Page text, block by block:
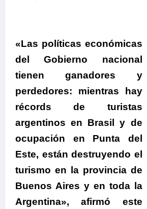
«Las políticas económicas
del Gobierno nacional
tienen ganadores y
perdedores: mientras hay
récords de turistas
argentinos en Brasil y de
ocupación en Punta del
Este, están destruyendo el
turismo en la provincia de
Buenos Aires y en toda la
Argentina», afirmó este